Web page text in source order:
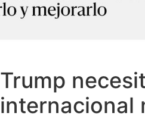
Trump
internacional